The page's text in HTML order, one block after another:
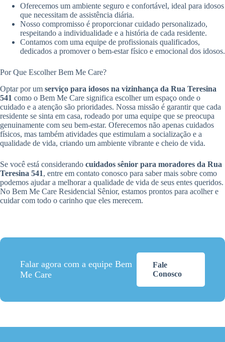
Oferecemos um ambiente seguro e confortável, ideal para idosos
que necessitam de assistência diária.
Nosso compromisso é proporcionar cuidado personalizado,
respeitando a individualidade e a história de cada residente.
Contamos com uma equipe de profissionais qualificados,
dedicados a promover o bem-estar físico e emocional dos idosos.
Por Que Escolher Bem Me Care?
Optar por um serviço para idosos na vizinhança da Rua Teresina
541 como o Bem Me Care significa escolher um espaço onde o
cuidado e a atenção são prioridades. Nossa missão é garantir que cada
residente se sinta em casa, rodeado por uma equipe que se preocupa
genuinamente com seu bem-estar. Oferecemos não apenas cuidados
físicos, mas também atividades que estimulam a socialização e a
qualidade de vida, criando um ambiente vibrante e cheio de vida.
Se você está considerando cuidados sênior para moradores da Rua
Teresina 541, entre em contato conosco para saber mais sobre como
podemos ajudar a melhorar a qualidade de vida de seus entes queridos.
No Bem Me Care Residencial Sênior, estamos prontos para acolher e
cuidar com todo o carinho que eles merecem.
Falar agora com a equipe Bem
Me Care
Fale
Conosco